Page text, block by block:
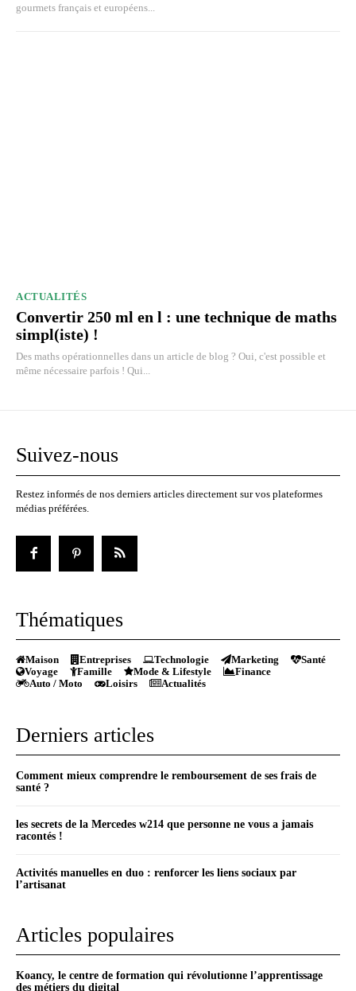
gourmets français et européens...
ACTUALITÉS
Convertir 250 ml en l : une technique de maths
simpl(iste) !
Des maths opérationnelles dans un article de blog ? Oui, c'est possible et
même nécessaire parfois ! Qui...
Suivez-nous
Restez informés de nos derniers articles directement sur vos plateformes
médias préférées.
Thématiques
Maison Entreprises Technologie Marketing
Santé
Voyage
Famille Mode & Lifestyle
Finance
Auto / Moto
Loisirs Actualités
Derniers articles
Comment mieux comprendre le remboursement de ses frais de
santé ?
les secrets de la Mercedes w214 que personne ne vous a jamais
racontés !
Activités manuelles en duo : renforcer les liens sociaux par
l’artisanat
Articles populaires
Koancy, le centre de formation qui révolutionne l’apprentissage
des métiers du digital